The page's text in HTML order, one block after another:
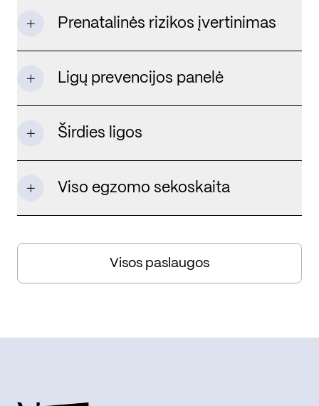
Prenatalinės rizikos įvertinimas
Ligų prevencijos panelė
Širdies ligos
Viso egzomo sekoskaita
Visos paslaugos